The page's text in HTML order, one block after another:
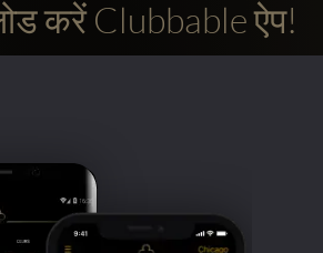
करें Clubbable ऐप!